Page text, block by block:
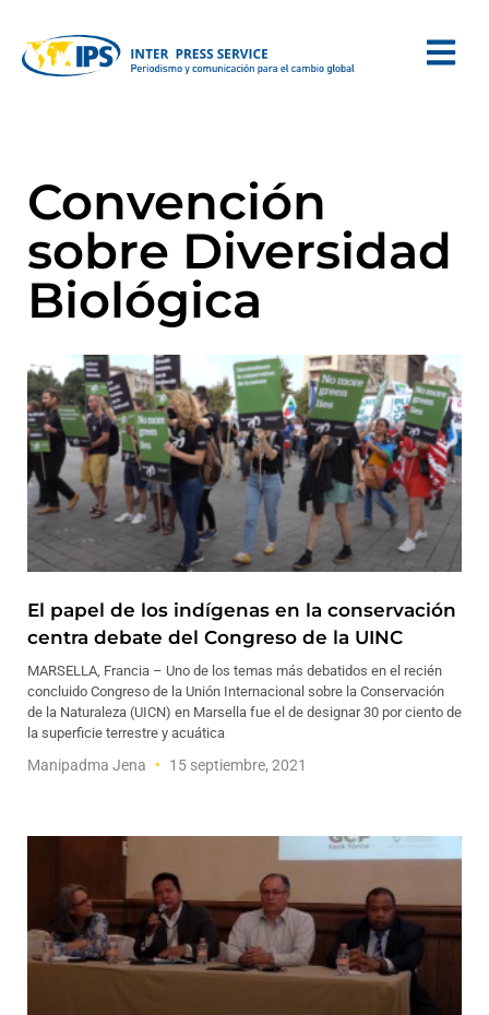
Convención
sobre Diversidad
Biológica
El papel de los indígenas en la conservación
centra debate del Congreso de la UINC
MARSELLA, Francia – Uno de los temas más debatidos en el recién
concluido Congreso de la Unión Internacional sobre la Conservación
de la Naturaleza (UICN) en Marsella fue el de designar 30 por ciento de
la superficie terrestre y acuática
Manipadma Jena 15 septiembre, 2021